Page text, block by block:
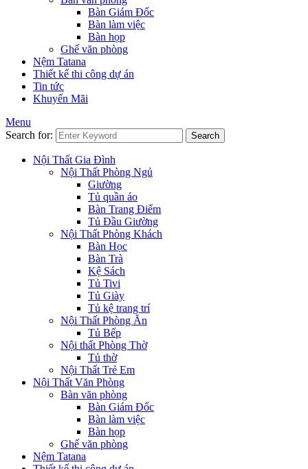
Bàn Giám Đốc
Bàn làm việc
Bàn họp
Ghế văn phòng
Nệm Tatana
Thiết kế thi công dự án
Tin tức
Khuyến Mãi
Menu
Search for:
Search
Nội Thất Gia Đình
Nội Thất Phòng Ngủ
Giường
Tủ quần áo
Bàn Trang Điểm
Tủ Đầu Giường
Nội Thất Phòng Khách
Bàn Học
Bàn Trà
Kệ Sách
Tủ Tivi
Tủ Giày
Tủ kệ trang trí
Nội Thất Phòng Ăn
Tủ Bếp
Nội thất Phòng Thờ
Tủ thờ
Nội Thất Trẻ Em
Nội Thất Văn Phòng
Bàn văn phòng
Bàn Giám Đốc
Bàn làm việc
Bàn họp
Ghế văn phòng
Nệm Tatana